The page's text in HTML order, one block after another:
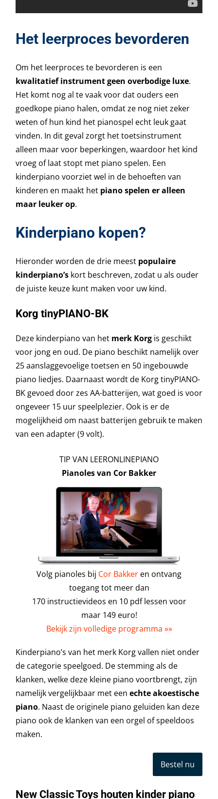
Het leerproces bevorderen
Om het leerproces te bevorderen is een
kwalitatief instrument geen overbodige luxe.
Het komt nog al te vaak voor dat ouders een
goedkope piano halen, omdat ze nog niet zeker
weten of hun kind het pianospel echt leuk gaat
vinden. In dit geval zorgt het toetsinstrument
alleen maar voor beperkingen, waardoor het kind
vroeg of laat stopt met piano spelen. Een
kinderpiano voorziet wel in de behoeften van
kinderen en maakt het piano spelen er alleen
maar leuker op.
Kinderpiano kopen?
Hieronder worden de drie meest populaire
kinderpiano’s kort beschreven, zodat u als ouder
de juiste keuze kunt maken voor uw kind.
Korg tinyPIANO-BK
Deze kinderpiano van het merk Korg is geschikt
voor jong en oud. De piano beschikt namelijk over
25 aanslaggevoelige toetsen en 50 ingebouwde
piano liedjes. Daarnaast wordt de Korg tinyPIANO-
BK gevoed door zes AA-batterijen, wat goed is voor
ongeveer 15 uur speelplezier. Ook is er de
mogelijkheid om naast batterijen gebruik te maken
van een adapter (9 volt).
TIP VAN LEERONLINEPIANO
Pianoles van Cor Bakker
Volg pianoles bij Cor Bakker en ontvang
toegang tot meer dan
170 instructievideos en 10 pdf lessen voor
maar 149 euro!
Bekijk zijn volledige programma »»
Kinderpiano’s van het merk Korg vallen niet onder
de categorie speelgoed. De stemming als de
klanken, welke deze kleine piano voortbrengt, zijn
namelijk vergelijkbaar met een echte akoestische
piano. Naast de originele piano geluiden kan deze
piano ook de klanken van een orgel of speeldoos
maken.
Bestel nu
New Classic Toys houten kinder piano